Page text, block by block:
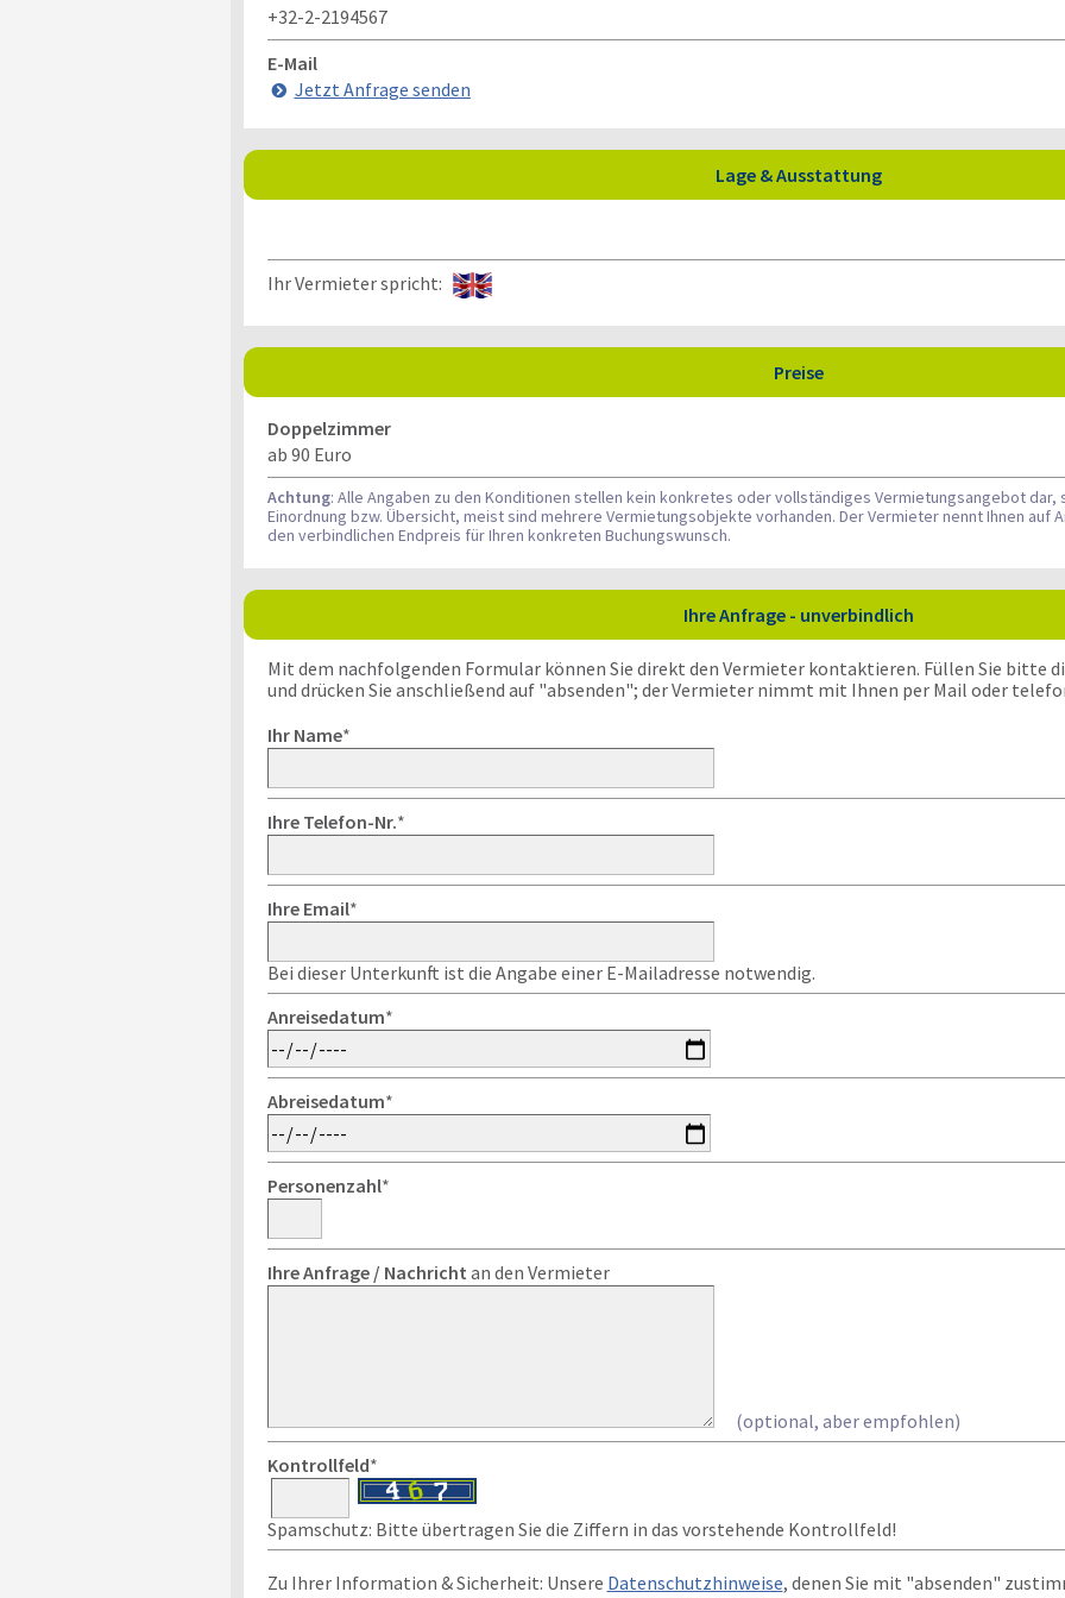
+32-2-2194567
E-Mail
Jetzt Anfrage senden
Lage & Ausstattung
Ihr Vermieter spricht:
Preise
Doppelzimmer
ab 90 Euro
Achtung: Alle Angaben zu den Konditionen stellen kein konkretes oder vollständiges Vermietungsangebot
Einordnung bzw. Übersicht, meist sind mehrere Vermietungsobjekte vorhanden. Der Vermieter nennt Ihnen auf
den verbindlichen Endpreis für Ihren konkreten Buchungswunsch.
Ihre Anfrage - unverbindlich
Mit dem nachfolgenden Formular können Sie direkt den Vermieter kontaktieren. Füllen Sie bitte
und drücken Sie anschließend auf "absenden"; der Vermieter nimmt mit Ihnen per Mail oder
Ihr Name*
Ihre Telefon-Nr.*
Ihre Email*
Bei dieser Unterkunft ist die Angabe einer E-Mailadresse notwendig.
Anreisedatum*
Abreisedatum*
Personenzahl*
Ihre Anfrage / Nachricht an den Vermieter
(optional, aber empfohlen)
Kontrollfeld*
Spamschutz: Bitte übertragen Sie die Ziffern in das vorstehende Kontrollfeld!
Zu Ihrer Information & Sicherheit: Unsere Datenschutzhinweise, denen Sie mit "absenden"